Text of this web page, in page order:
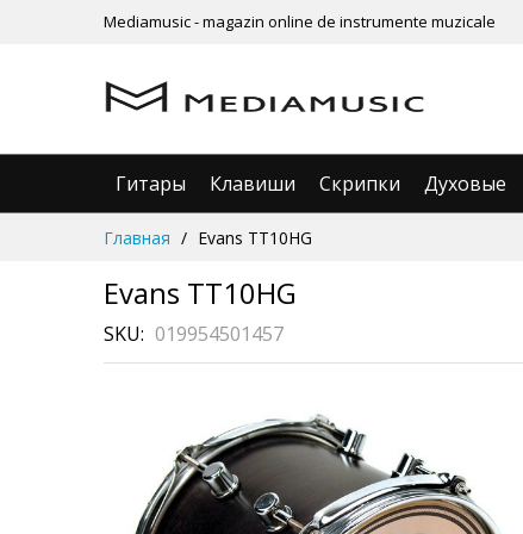
Mediamusic - magazin online de instrumente muzicale
Гитары Клавиши Скрипки Духовые
Главная Evans TT10HG
Evans TT10HG
SKU 019954501457